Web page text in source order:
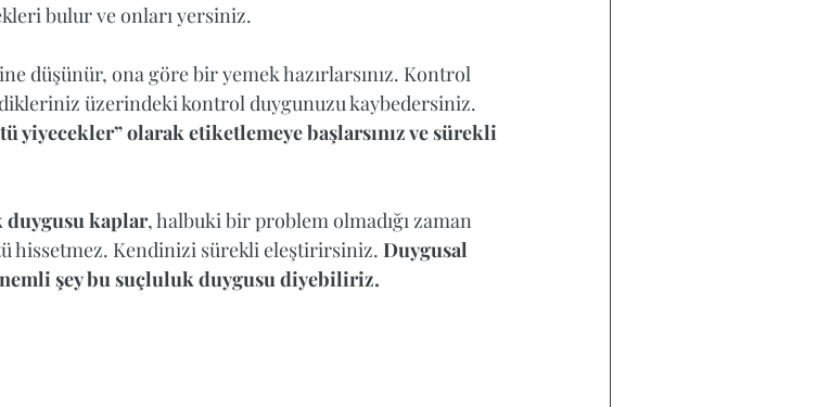
bulur ve onları yersiniz.
düşünür, ona göre bir yemek hazırlarsınız. Kontrol
üzerindeki kontrol duygunuzu kaybedersiniz.
yiyecekler” olarak etiketlemeye başlarsınız ve sürekli
kaplar, halbuki bir problem olmadığı zaman
hissetmez. Kendinizi sürekli eleştirirsiniz. Duygusal
şey bu suçluluk duygusu diyebiliriz.